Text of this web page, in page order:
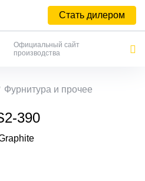
Стать дилером
Официальный сайт
производства
Фурнитура и прочее
390